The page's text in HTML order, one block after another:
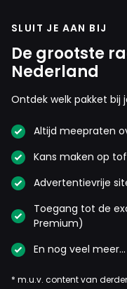
SLUIT JE AAN BIJ
De grootste
Nederland
Ontdek welk pakket bij
Altijd meepraten
Kans maken op
Advertentievrije
Toegang tot de
Premium)
En nog veel meer…
* m.u.v. content van